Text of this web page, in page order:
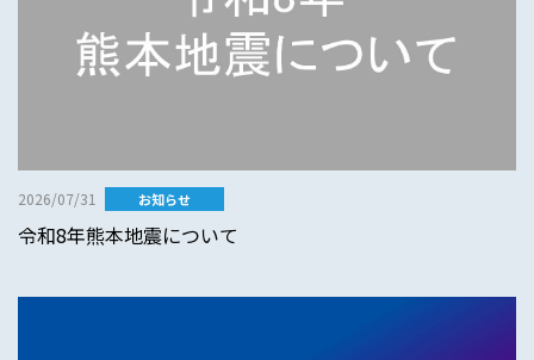
お知らせ
2026/07/31
令和8年熊本地震について